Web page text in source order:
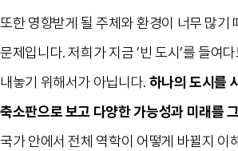
또한 영향받게 될 주체와 환경이 너무 많기
문제입니다. 저희가 지금 ’빈 도시’를 들여
내놓기 위해서가 아닙니다. 하나의 도시를
축소판으로 보고 다양한 가능성과 미래를
국가 안에서 전체 역학이 어떻게 바뀔지 이